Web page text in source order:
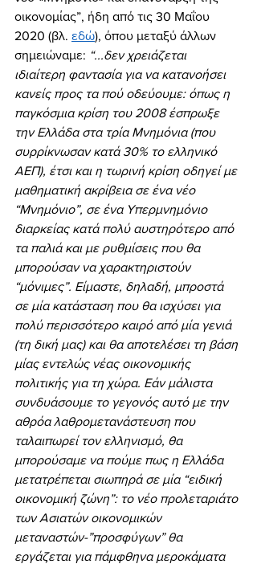
οικονομίας”, ήδη από τις 30 Μαΐου
2020 (βλ. εδώ), όπου μεταξύ άλλων
σημειώναμε: “...δεν χρειάζεται
ιδιαίτερη φαντασία για να κατανοήσει
κανείς προς τα πού οδεύουμε: όπως η
παγκόσμια κρίση του 2008 έσπρωξε
την Ελλάδα στα τρία Μνημόνια (που
συρρίκνωσαν κατά 30% το ελληνικό
ΑΕΠ), έτσι και η τωρινή κρίση οδηγεί με
μαθηματική ακρίβεια σε ένα νέο
“Μνημόνιο”, σε ένα Υπερμνημόνιο
διαρκείας κατά πολύ αυστηρότερο από
τα παλιά και με ρυθμίσεις που θα
μπορούσαν να χαρακτηριστούν
“μόνιμες”. Είμαστε, δηλαδή, μπροστά
σε μία κατάσταση που θα ισχύσει για
πολύ περισσότερο καιρό από μία γενιά
(τη δική μας) και θα αποτελέσει τη βάση
μίας εντελώς νέας οικονομικής
πολιτικής για τη χώρα. Εάν μάλιστα
συνδυάσουμε το γεγονός αυτό με την
αθρόα λαθρομετανάστευση που
ταλαιπωρεί τον ελληνισμό, θα
μπορούσαμε να πούμε πως η Ελλάδα
μετατρέπεται σιωπηρά σε μία “ειδική
οικονομική ζώνη”: το νέο προλεταριάτο
των Ασιατών οικονομικών
μεταναστών-”προσφύγων” θα
εργάζεται για πάμφθηνα μεροκάματα